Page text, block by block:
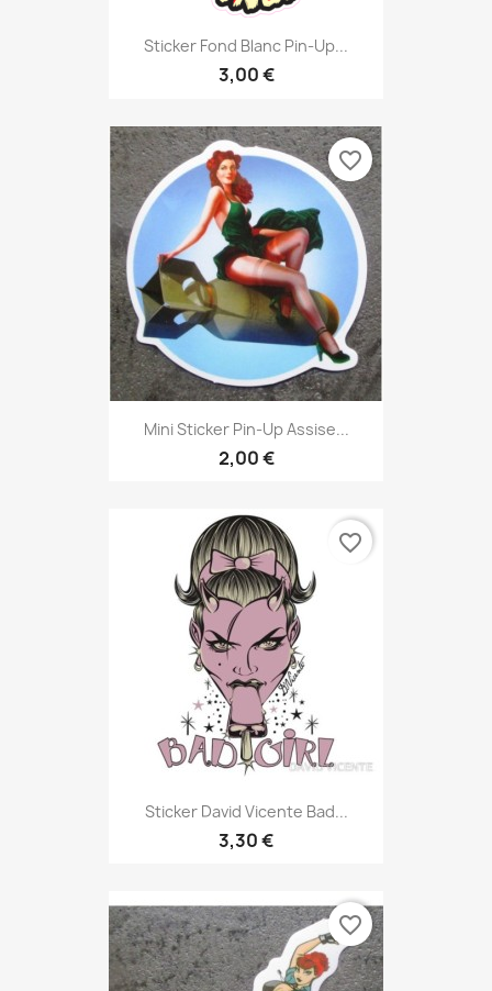
Sticker Fond Blanc Pin-Up...
3,00 €
Mini Sticker Pin-Up Assise...
2,00 €
favorite_border
Sticker David Vicente Bad...
3,30 €
favorite_border
favorite_border